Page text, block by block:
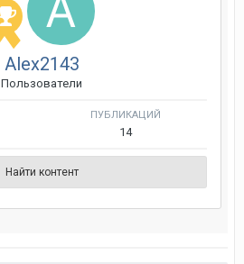
Alex2143
Пользователи
ПУБЛИКАЦИЙ
14
Найти контент